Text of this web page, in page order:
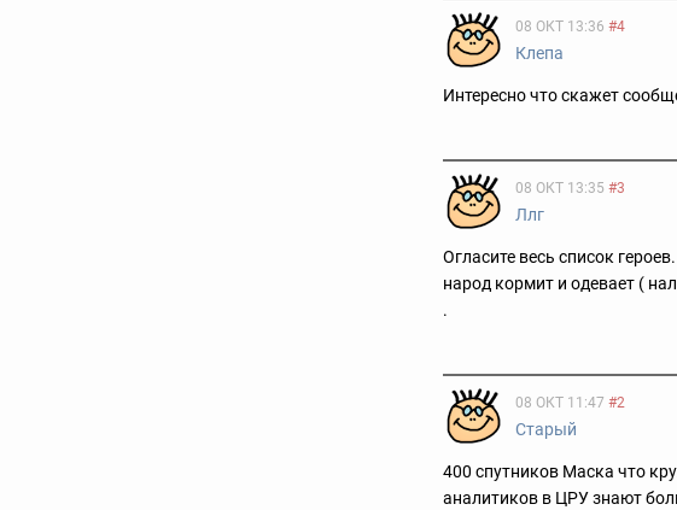
08 ОКТ 13:36 #4
Клепа
Интересно что скажет
08 ОКТ 13:35 #3
Ллг
Огласите весь список
народ кормит и одевает (
.
08 ОКТ 11:47 #2
Старый
400 спутников Маска что
аналитиков в ЦРУ знают